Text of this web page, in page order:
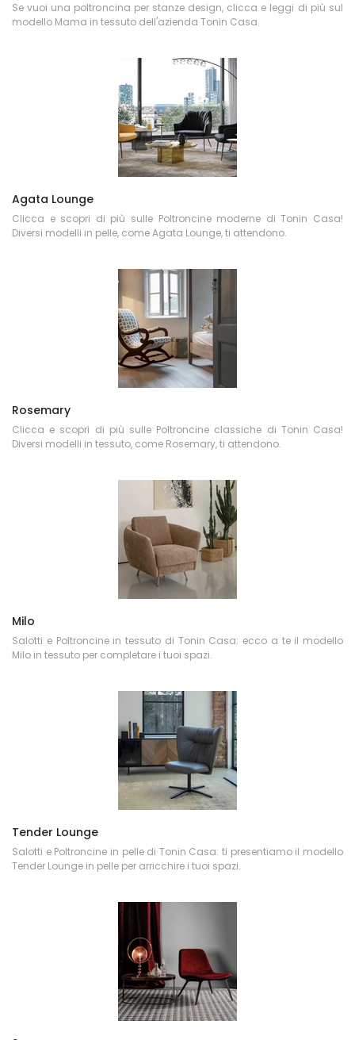
Se vuoi una poltroncina per stanze design, clicca e leggi di più sul
modello Mama in tessuto dell'azienda Tonin Casa.
Agata Lounge
Clicca e scopri di più sulle Poltroncine moderne di Tonin Casa!
Diversi modelli in pelle, come Agata Lounge, ti attendono.
Rosemary
Clicca e scopri di più sulle Poltroncine classiche di Tonin Casa!
Diversi modelli in tessuto, come Rosemary, ti attendono.
Milo
Salotti e Poltroncine in tessuto di Tonin Casa: ecco a te il modello
Milo in tessuto per completare i tuoi spazi.
Tender Lounge
Salotti e Poltroncine in pelle di Tonin Casa: ti presentiamo il modello
Tender Lounge in pelle per arricchire i tuoi spazi.